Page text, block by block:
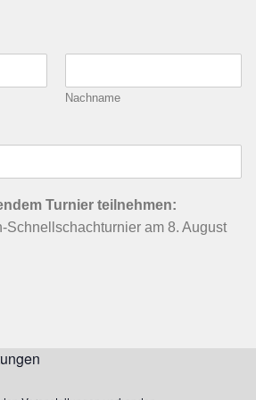
Nachname
Turnier teilnehmen:
Schnellschachturnier am 8. August